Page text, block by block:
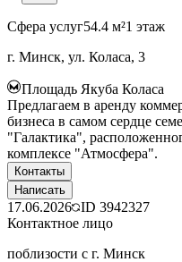
Сфера услуг54.4 м²1 этаж
г. Минск, ул. Коласа, 3
Площадь Якуба Коласа
Предлагаем в аренду
бизнеса в самом сердце
"Галактика",
комплексе "Атмосфера".
Контакты
Написать
17.06.2026 ID 3942327
Контактное лицо
поблизости с г. Минск